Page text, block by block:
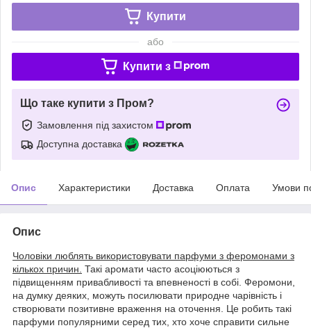
Купити
або
Купити з
Що таке купити з Пром?
Замовлення під захистом
Доступна доставка
Опис Характеристики Доставка Оплата Умови
Опис
Чоловіки люблять використовувати парфуми з феромонами з
кількох причин. Такі аромати часто асоціюються з
підвищенням привабливості та впевненості в собі. Феромони,
на думку деяких, можуть посилювати природне чарівність і
створювати позитивне враження на оточення. Це робить такі
парфуми популярними серед тих, хто хоче справити сильне